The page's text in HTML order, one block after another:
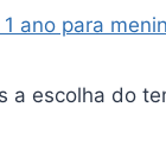
ano para
a escolha do